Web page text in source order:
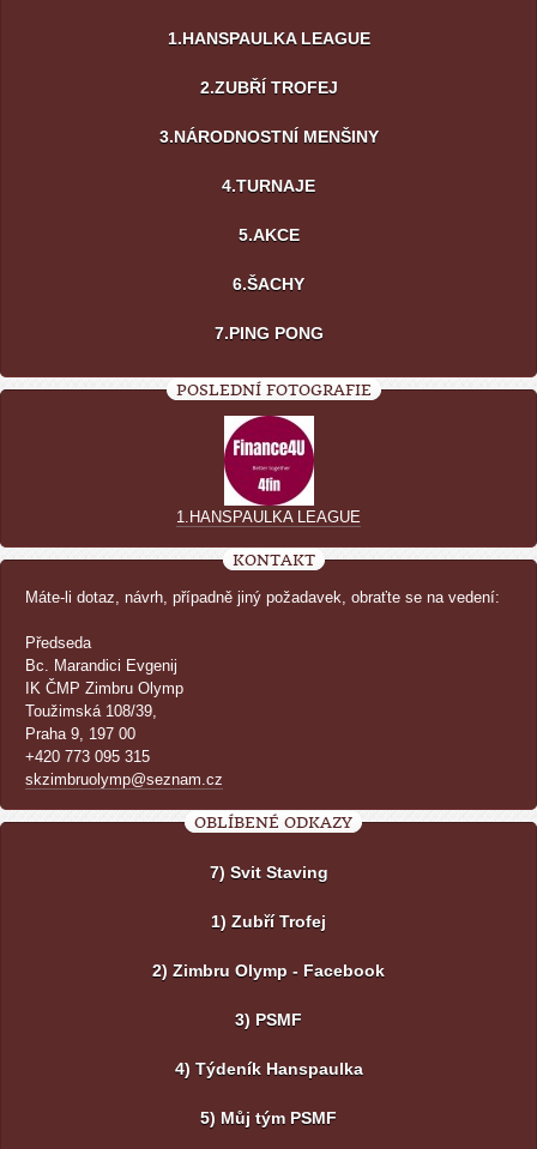
1.HANSPAULKA LEAGUE
2.ZUBŘÍ TROFEJ
3.NÁRODNOSTNÍ MENŠINY
4.TURNAJE
5.AKCE
6.ŠACHY
7.PING PONG
POSLEDNÍ FOTOGRAFIE
1.HANSPAULKA LEAGUE
KONTAKT
Máte-li dotaz, návrh, případně jiný požadavek, obraťte se na vedení:
Předseda
Bc. Marandici Evgenij
IK ČMP Zimbru Olymp
Toužimská 108/39,
Praha 9, 197 00
+420 773 095 315
skzimbruolymp@seznam.cz
OBLÍBENÉ ODKAZY
7) Svit Staving
1) Zubří Trofej
2) Zimbru Olymp - Facebook
3) PSMF
4) Týdeník Hanspaulka
5) Můj tým PSMF